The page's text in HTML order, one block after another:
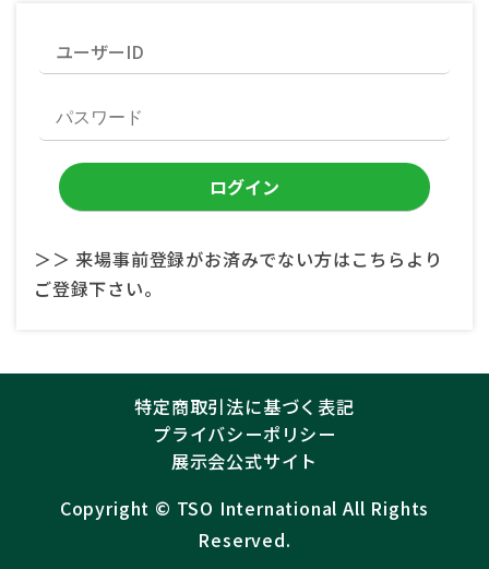
＞＞ 来場事前登録がお済みでない方はこちらより
ご登録下さい。
特定商取引法に基づく表記
プライバシーポリシー
展示会公式サイト
Copyright ©︎ TSO International All Rights
Reserved.